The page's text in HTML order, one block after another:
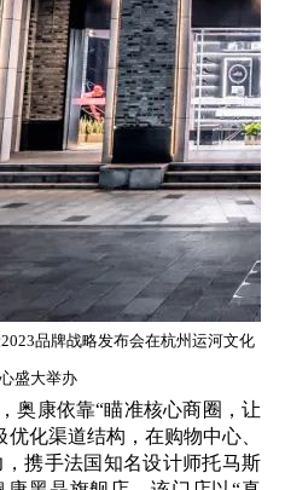
品牌战略发布会在杭州运河文化
盛大举办
奥康依靠“瞄准核心商圈，让
化渠道结构，在购物中心、
携手法国知名设计师托马斯